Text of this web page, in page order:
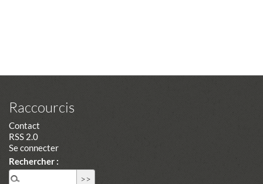
Raccourcis
Contact
RSS 2.0
Se connecter
Rechercher :